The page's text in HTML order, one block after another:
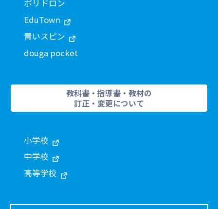
ポリドロン
EduTown
青いスピン
douga pocket
教科書・指導書・教材の
訂正・変更について
小学校
中学校
高等学校